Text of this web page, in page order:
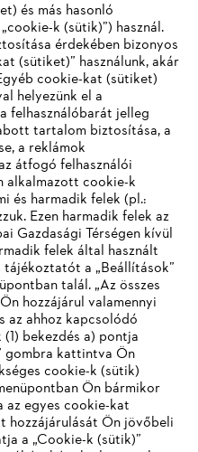
NICHT
noch nicht unterstützen. Für
empfehlen wir Ihnen, zu
és más hasonló
k (sütik)”) használ.
érdekében bizonyos
(sütiket)” használunk, akár
cookie-kat (sütiket)
helyezünk el a
felhasználóbarát jelleg
tartalom biztosítása, a
a reklámok
átfogó felhasználói
alkalmazott cookie-k
és harmadik felek (pl.:
Ezen harmadik felek az
Gazdasági Térségen kívül
felek által használt
a „Beállítások”
talál. „Az összes
hozzájárul valamennyi
az ahhoz kapcsolódó
bekezdés a) pontja
gombra kattintva Ön
cookie-k (sütik)
Ön bármikor
egyes cookie-kat
hozzájárulását Ön jövőbeli
a „Cookie-k (sütik)”